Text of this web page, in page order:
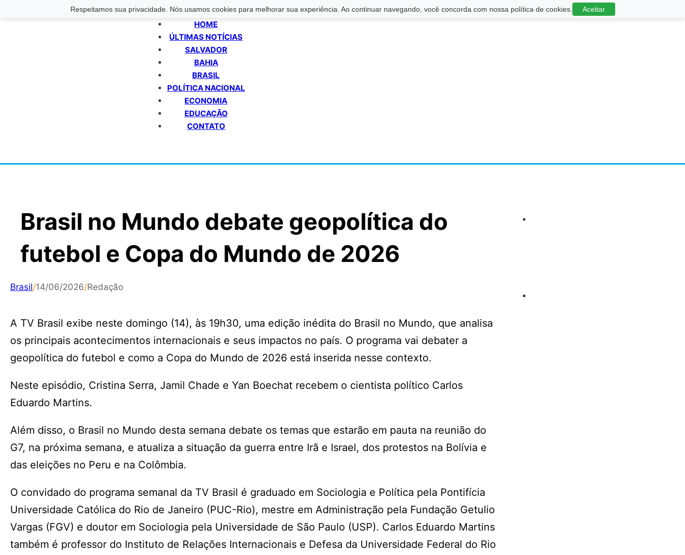
Respeitamos sua privacidade. Nós usamos cookies para melhorar sua experiência. Ao continuar navegando, você concorda com nossa política de cookies. Aceitar
HOME
ÚLTIMAS NOTÍCIAS
SALVADOR
BAHIA
BRASIL
POLÍTICA NACIONAL
ECONOMIA
EDUCAÇÃO
CONTATO
Brasil no Mundo debate geopolítica do
futebol e Copa do Mundo de 2026
Brasil/14/06/2026/Redação
A TV Brasil exibe neste domingo (14), às 19h30, uma edição inédita do Brasil no Mundo, que analisa
os principais acontecimentos internacionais e seus impactos no país. O programa vai debater a
geopolítica do futebol e como a Copa do Mundo de 2026 está inserida nesse contexto.
Neste episódio, Cristina Serra, Jamil Chade e Yan Boechat recebem o cientista político Carlos
Eduardo Martins.
Além disso, o Brasil no Mundo desta semana debate os temas que estarão em pauta na reunião do
G7, na próxima semana, e atualiza a situação da guerra entre Irã e Israel, dos protestos na Bolívia e
das eleições no Peru e na Colômbia.
O convidado do programa semanal da TV Brasil é graduado em Sociologia e Política pela Pontifícia
Universidade Católica do Rio de Janeiro (PUC-Rio), mestre em Administração pela Fundação Getulio
Vargas (FGV) e doutor em Sociologia pela Universidade de São Paulo (USP). Carlos Eduardo Martins
também é professor do Instituto de Relações Internacionais e Defesa da Universidade Federal do Rio